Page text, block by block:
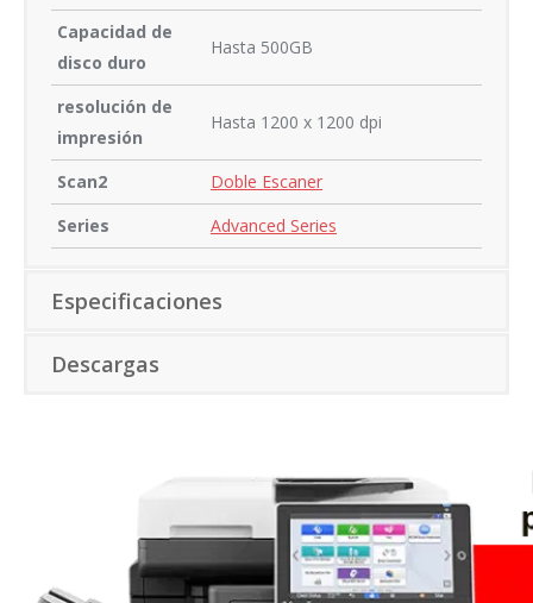
Capacidad de
disco duro
Hasta 500GB
resolución de
impresión
Hasta 1200 x 1200 dpi
Scan2
Doble Escaner
Series
Advanced Series
Especificaciones
Descargas